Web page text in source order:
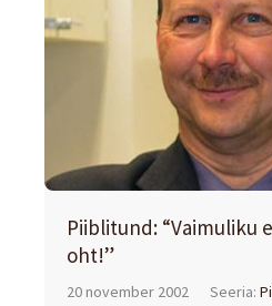
Piiblitund: “Vaimuliku
oht!”
20 november 2002 Seeria: